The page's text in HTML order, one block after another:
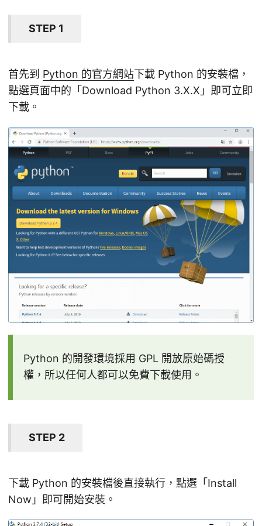
STEP 1
首先到 Python 的官方網站下載 Python 的安裝檔，
點選頁面中的「Download Python 3.X.X」即可立即
下載。
Python 的開發環境採用 GPL 開放原始碼授
權，所以任何人都可以免費下載使用。
STEP 2
下載 Python 的安裝檔後直接執行，點選「Install
Now」即可開始安裝。